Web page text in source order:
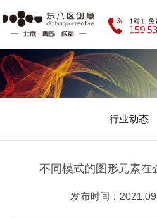
行业动态
不同模式的图形元素在
发布时间：